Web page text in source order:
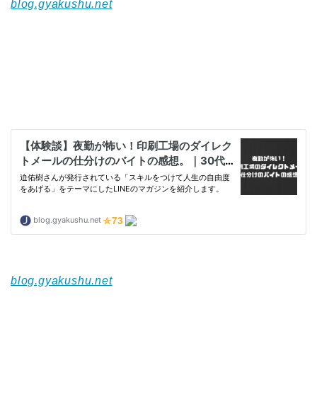
blog.gyakushu.net
blog.gyakushu.net